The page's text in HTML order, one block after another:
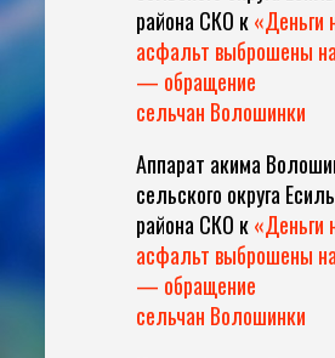
района СКО к«Деньги
асфальт выброшены
— обращение
сельчан Волошинки
Аппарат акима
сельского округа
района СКО к«Деньги
асфальт выброшены
— обращение
сельчан Волошинки